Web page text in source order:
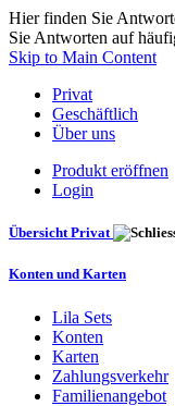
Hier finden Sie
Sie Antworten auf
Skip to Main Content
Privat
Geschäftlich
Über uns
Produkt eröffnen
Login
Übersicht Privat
Konten und Karten
Lila Sets
Konten
Karten
Zahlungsverkehr
Familienangebot